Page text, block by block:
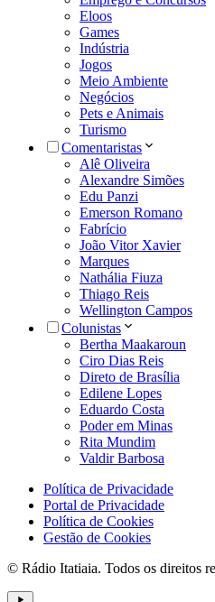
Eloos
Games
Indústria
Jogos
Meio Ambiente
Negócios
Pets e Animais
Turismo
Comentaristas
Alê Oliveira
Alexandre Simões
Edu Panzi
Emerson Romano
Fabrício
João Vitor Xavier
Marques
Nathália Fiuza
Thiago Reis
Wellington Campos
Colunistas
Bertha Maakaroun
Ciro Dias Reis
Direto de Brasília
Edilene Lopes
Eduardo Costa
Poder em Minas
Rita Mundim
Valdir Barbosa
Política de Privacidade
Portal de Privacidade
Política de Cookies
Gestão de Cookies
© Rádio Itatiaia. Todos os direitos